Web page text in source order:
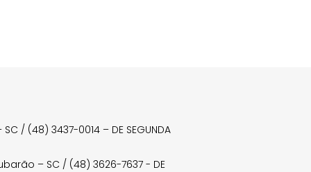
/ (48) 3437-0014 – DE SEGUNDA
– SC / (48) 3626-7637 - DE